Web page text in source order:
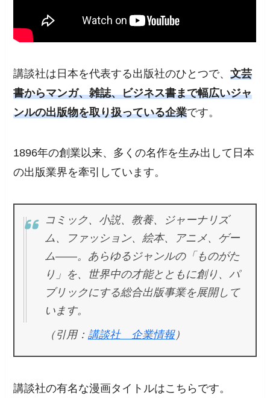
講談社は日本を代表する出版社のひとつで、文芸
書からマンガ、雑誌、ビジネス書まで幅広いジャ
ンルの出版物を取り扱っている企業です。
1896年の創業以来、多くの名作を生み出して日本
の出版業界を牽引しています。
コミック、小説、教養、ジャーナリズ
ム、ファッション、絵本、アニメ、ゲー
ム――。あらゆるジャンルの「ものがた
り」を、世界中の才能とともに創り、パ
ブリックにする総合出版事業を展開して
います。
（引用：講談社 企業情報）
講談社の有名な漫画タイトルはこちらです。